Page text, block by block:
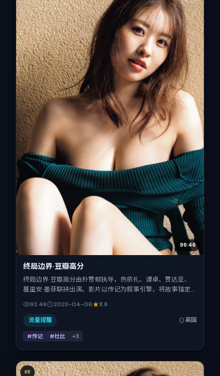
99:46
终局边界·豆瓣高分
终局边界·豆瓣高分由朴赞郁执导，热依扎、谭卓、赞达亚、
基里安·墨菲联袂出演。影片以传记为叙事引擎，将故事锚定
2023年4月6日于英国首映（春季档），片长100分钟，适合
喜欢强情节与细腻表演的观众。
92.4K 2023-04-06 8.8
流量提醒 英国
#传记 #杜比 +3
KR